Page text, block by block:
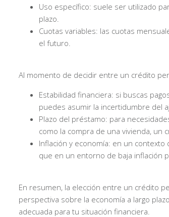
Uso específico: suele ser utilizado
plazo.
Cuotas variables: las cuotas
el futuro.
Al momento de decidir entre un crédito
Estabilidad financiera: si buscas
puedes asumir la incertidumbre del
Plazo del préstamo: para
como la compra de una vivienda, un
Inflación y economía: en un
que en un entorno de baja inflación
En resumen, la elección entre un crédito
perspectiva sobre la economía a largo
adecuada para tu situación financiera.